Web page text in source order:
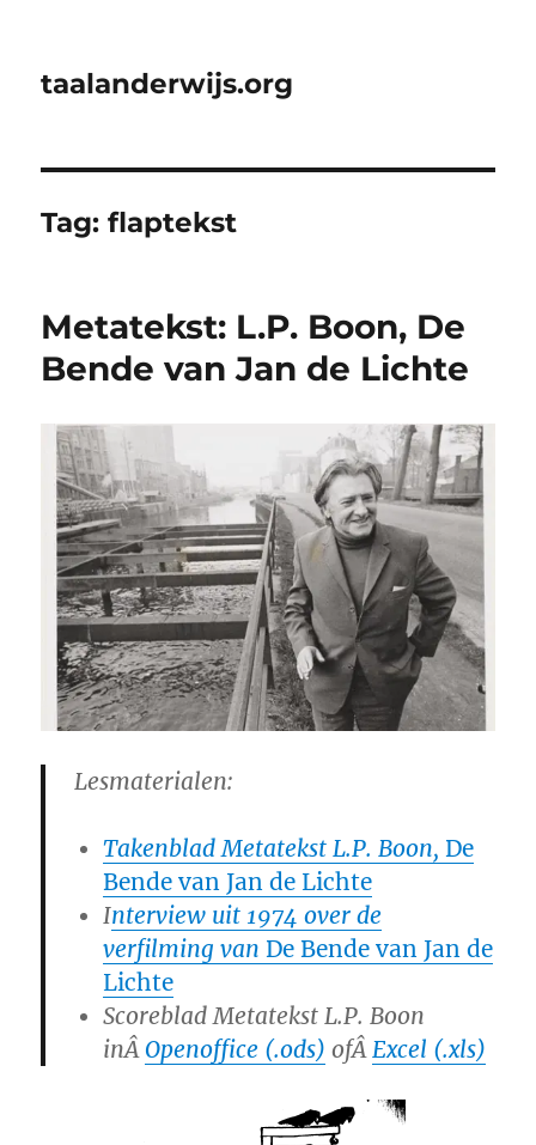
taalanderwijs.org
Tag:flaptekst
Metatekst: L.P. Boon, De
Bende van Jan de Lichte
Lesmaterialen:
Takenblad Metatekst L.P. Boon,De
Bende van Jan de Lichte
Interview uit 1974 over de
verfilming vanDe Bende van Jan de
Lichte
Scoreblad Metatekst L.P. Boon
inÂ Openoffice (.ods) ofÂExcel (.xls)